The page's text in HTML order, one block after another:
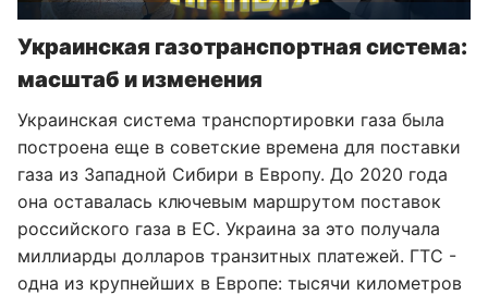
Украинская газотранспортная система:
масштаб и изменения
Украинская система транспортировки газа была
построена еще в советские времена для поставки
газа из Западной Сибири в Европу. До 2020 года
она оставалась ключевым маршрутом поставок
российского газа в ЕС. Украина за это получала
миллиарды долларов транзитных платежей. ГТС -
одна из крупнейших в Европе: тысячи километров